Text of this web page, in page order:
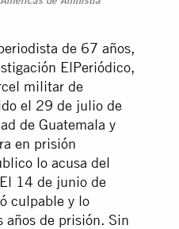
de 67 años,
ElPeriódico,
militar de
el 29 de julio de
de Guatemala y
en prisión
lo acusa del
14 de junio de
culpable y lo
años de prisión. Sin